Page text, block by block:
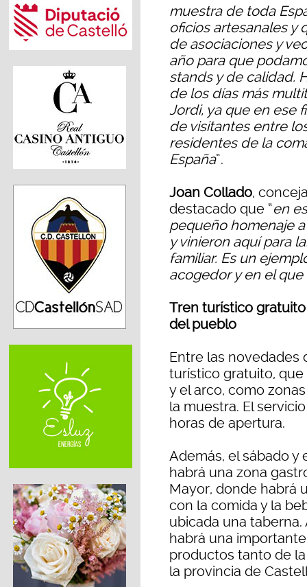
muestra de toda
oficios artesanales y
de asociaciones y
año para que
stands y de calidad.
de los días más
Jordi, ya que en ese
de visitantes entre
residentes de la
España”.
Joan Collado,
destacado que “en
pequeño homenaje
y vinieron aquí para
familiar. Es un
acogedor y en el
Tren turístico
del pueblo
Entre las novedades
turístico gratuito,
y el arco, como
la muestra. El
horas de apertura.
Además, el sábado y
habrá una zona
Mayor, donde habrá
con la comida y la
ubicada una
habrá una
productos tanto de
la provincia de